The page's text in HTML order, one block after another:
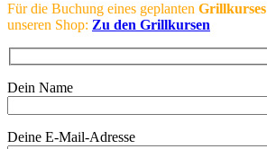
Für die Buchung eines geplanten Grillkurses
unseren Shop: Zu den Grillkursen
Dein Name
Deine E-Mail-Adresse